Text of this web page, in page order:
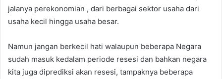
jalanya perekonomian , dari berbagai sektor usaha dari
usaha kecil hingga usaha besar.
Namun jangan berkecil hati walaupun beberapa Negara
sudah masuk kedalam periode resesi dan bahkan negara
kita juga diprediksi akan resesi, tampaknya beberapa